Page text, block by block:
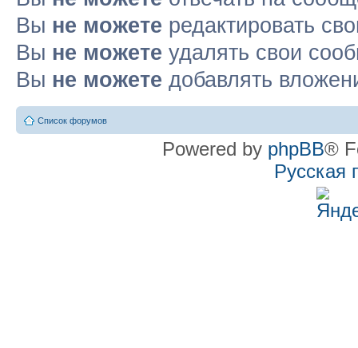
Вы не можете редактировать
Вы не можете удалять свои
Вы не можете добавлять
Список форумов
Powered by phpBB®
Русская